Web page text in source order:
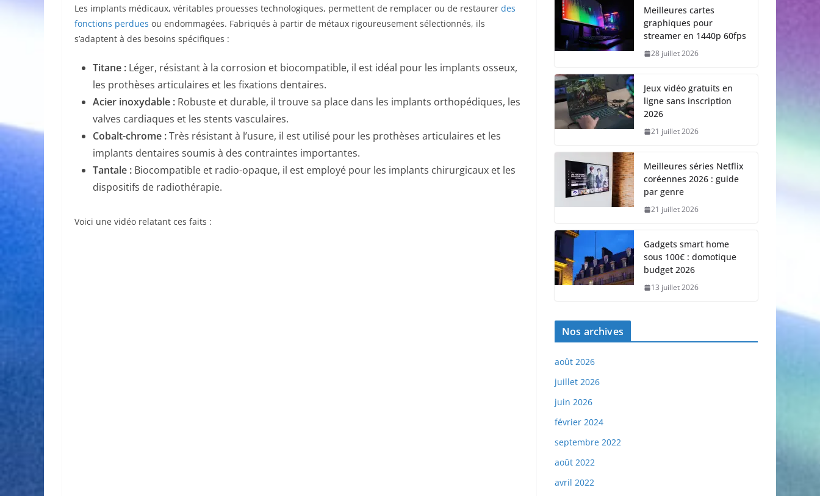
Les implants médicaux, véritables prouesses technologiques, permettent de remplacer ou de restaurer des
fonctions perdues ou endommagées. Fabriqués à partir de métaux rigoureusement sélectionnés, ils
s’adaptent à des besoins spécifiques :
Titane : Léger, résistant à la corrosion et biocompatible, il est idéal pour les implants osseux,
les prothèses articulaires et les fixations dentaires.
Acier inoxydable : Robuste et durable, il trouve sa place dans les implants orthopédiques, les
valves cardiaques et les stents vasculaires.
Cobalt-chrome :Très résistant à l’usure, il est utilisé pour les prothèses articulaires et les
implants dentaires soumis à des contraintes importantes.
Tantale : Biocompatible et radio-opaque, il est employé pour les implants chirurgicaux et les
dispositifs de radiothérapie.
Voici une vidéo relatant ces faits :
Meilleures cartes
graphiques pour
streamer en 1440p 60fps
28 juillet 2026
Jeux vidéo gratuits en
ligne sans inscription
2026
21 juillet 2026
Meilleures séries Netflix
coréennes 2026 : guide
par genre
21 juillet 2026
Gadgets smart home
sous 100€ : domotique
budget 2026
13 juillet 2026
Nos archives
août 2026
juillet 2026
juin 2026
février 2024
septembre 2022
août 2022
avril 2022